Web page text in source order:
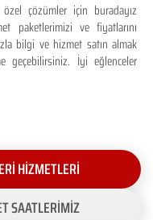
çözümler için buradayız
paketlerimizi ve fiyatlarını
bilgi ve hizmet satın almak
geçebilirsiniz. İyi eğlenceler
HİZMETLERİ
SAATLERİMİZ